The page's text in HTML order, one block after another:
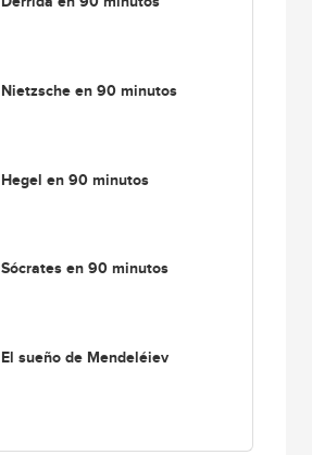
Nietzsche en 90 minutos
Hegel en 90 minutos
Sócrates en 90 minutos
El sueño de Mendeléiev